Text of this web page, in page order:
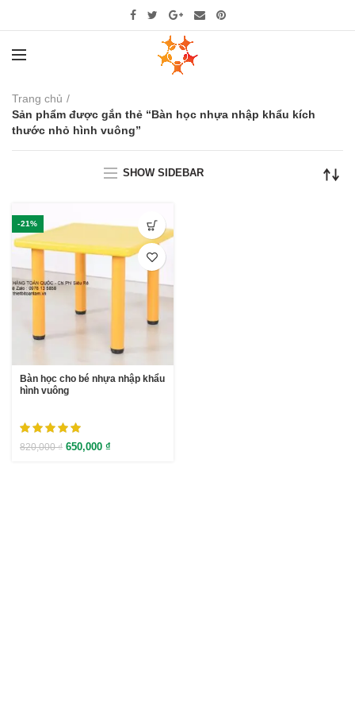
Trang chủ
Sản phẩm được gắn thẻ “Bàn học nhựa nhập khẩu kích
thước nhỏ hình vuông”
SHOW SIDEBAR
-21%
Bàn học cho bé nhựa nhập khẩu
hình vuông
820,000₫ 650,000 ₫